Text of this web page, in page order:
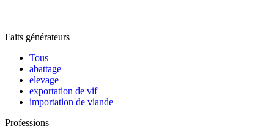
Faits générateurs
Tous
abattage
elevage
exportation de vif
importation de viande
Professions